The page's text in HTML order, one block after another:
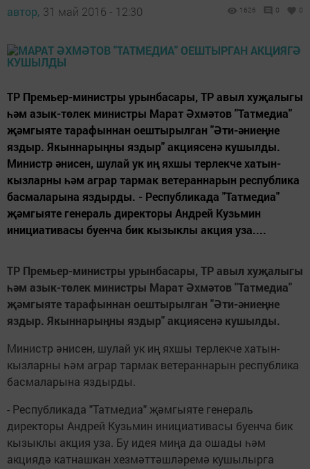
автор, 31 май 2016 - 12:30 1626 0 0
ТР Премьер-министры урынбасары, ТР авыл хуҗалыгы
һәм азык-төлек министры Марат Әхмәтов "Татмедиа"
җәмгыяте тарафыннан оештырылган "Әти-әниеңне
яздыр. Якыннарыңны яздыр" акциясенә кушылды.
Министр әнисен, шулай ук иң яхшы терлекче хатын-
кызларны һәм аграр тармак ветераннарын республика
басмаларына яздырды. - Республикада "Татмедиа"
җәмгыяте генераль директоры Андрей Кузьмин
инициативасы буенча бик кызыклы акция уза....
ТР Премьер-министры урынбасары, ТР авыл хуҗалыгы
һәм азык-төлек министры Марат Әхмәтов "Татмедиа"
җәмгыяте тарафыннан оештырылган "Әти-әниеңне
яздыр. Якыннарыңны яздыр" акциясенә кушылды.
Министр әнисен, шулай ук иң яхшы терлекче хатын-
кызларны һәм аграр тармак ветераннарын республика
басмаларына яздырды.
- Республикада "Татмедиа" җәмгыяте генераль
директоры Андрей Кузьмин инициативасы буенча бик
кызыклы акция уза. Бу идея миңа да ошады һәм
акциядә катнашкан хезмәттәшләремә кушылырга